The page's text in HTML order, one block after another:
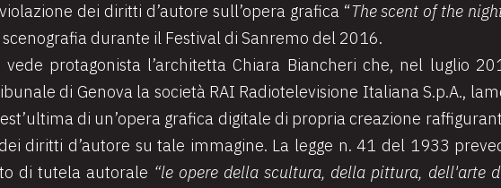
dei diritti d’autore sull’opera grafica “The scent of the
durante il Festival di Sanremo del 2016.
vede protagonista l’architetta Chiara Biancheri che, nel luglio
di Genova la società RAI Radiotelevisione Italiana S.p.A.,
di un’opera grafica digitale di propria creazione
diritti d’autore su tale immagine. La legge n. 41 del 1933
di tutela autorale “le opere della scultura, della pittura, dell'arte